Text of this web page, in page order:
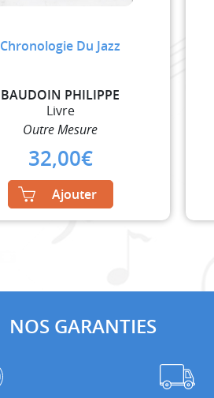
Chronologie Du Jazz
BAUDOIN PHILIPPE
Livre
Outre Mesure
32,00€
Ajouter
NOS GARANTIES